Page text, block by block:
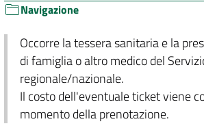
Navigazione
Occorre la tessera sanitaria e la
di famiglia o altro medico del
regionale/nazionale.
Il costo dell'eventuale ticket viene
momento della prenotazione.